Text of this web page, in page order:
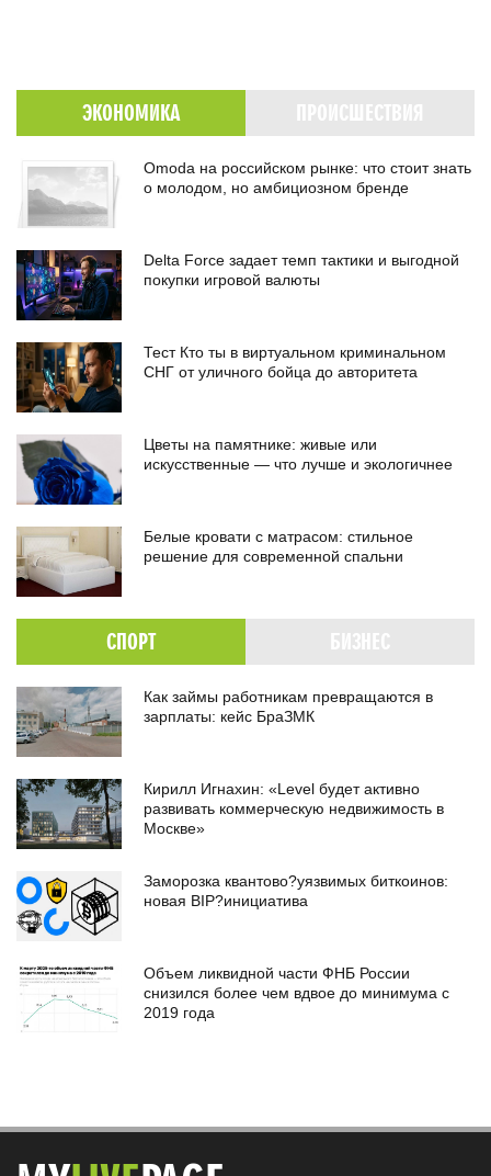
ЭКОНОМИКА
Omoda на российском рынке: что стоит знать
о молодом, но амбициозном бренде
Delta Force задает темп тактики и выгодной
покупки игровой валюты
Тест Кто ты в виртуальном криминальном
СНГ от уличного бойца до авторитета
Цветы на памятнике: живые или
искусственные — что лучше и экологичнее
Белые кровати с матрасом: стильное
решение для современной спальни
СПОРТ
Как займы работникам превращаются в
зарплаты: кейс БраЗМК
Кирилл Игнахин: «Level будет активно
развивать коммерческую недвижимость в
Москве»
Заморозка квантово?уязвимых биткоинов:
новая BIP?инициатива
Объем ликвидной части ФНБ России
снизился более чем вдвое до минимума с
2019 года